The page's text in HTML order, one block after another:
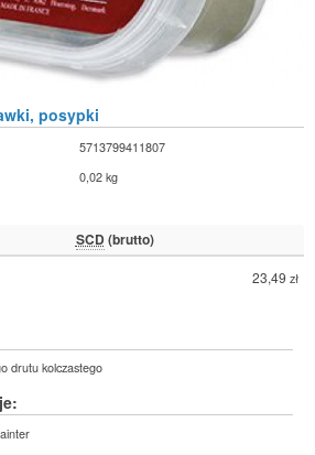
posypki
5713799411807
0,02 kg
SCD (brutto)
23,49 zł
drutu kolczastego